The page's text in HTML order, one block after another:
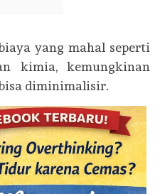
yang mahal seperti
kimia, kemungkinan
diminimalisir.